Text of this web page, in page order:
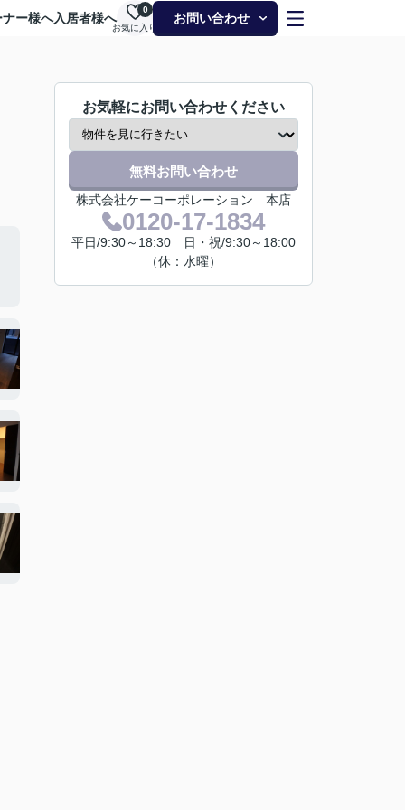
ナー様へ入居者様へ
お気に入り
0
お問い合わせ
お気軽にお問い合わせください
無料お問い合わせ
株式会社ケーコーポレーション 本店
0120-17-1834
平日/9:30～18:30 日・祝/9:30～18:00
（休：水曜）